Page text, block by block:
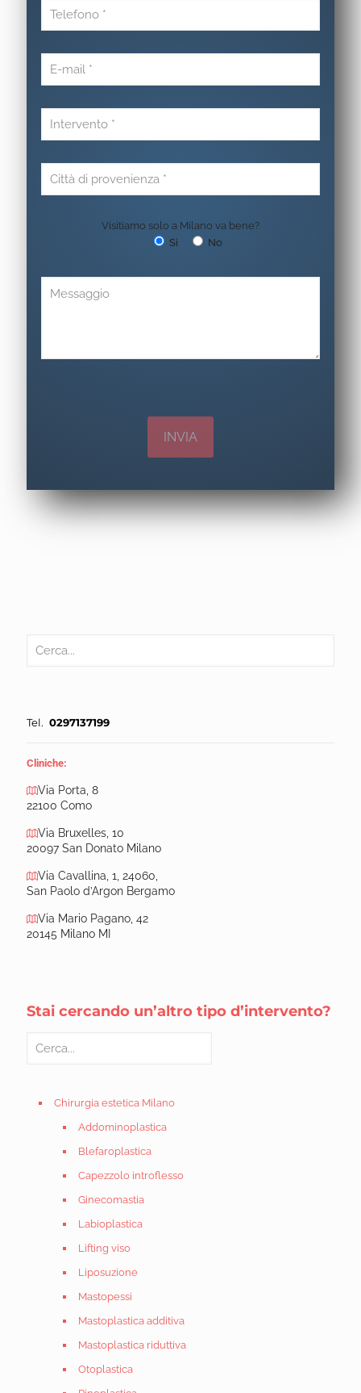
Visitiamo solo a Milano va bene?
Si
No
Tel. 0297137199
Cliniche:
Via Porta, 8
22100 Como
Via Bruxelles, 10
20097 San Donato Milano
Via Cavallina, 1, 24060,
San Paolo d’Argon Bergamo
Via Mario Pagano, 42
20145 Milano MI
Stai cercando un’altro tipo d’intervento?
Chirurgia estetica Milano
Addominoplastica
Blefaroplastica
Capezzolo introflesso
Ginecomastia
Labioplastica
Lifting viso
Liposuzione
Mastopessi
Mastoplastica additiva
Mastoplastica riduttiva
Otoplastica